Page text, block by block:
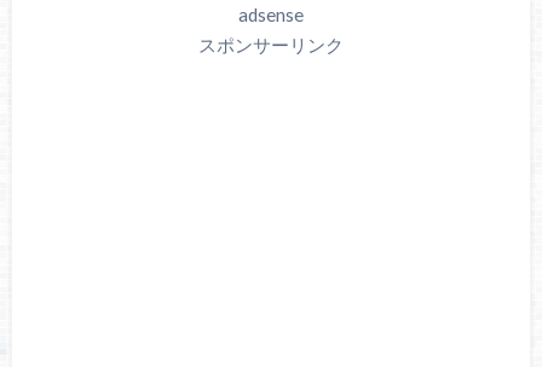
adsense
スポンサーリンク